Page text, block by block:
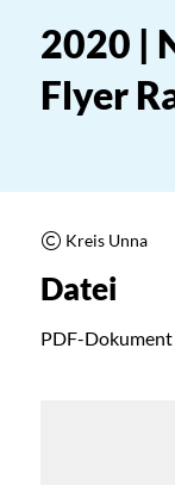
2020 |
Flyer
Kreis Unna
Datei
PDF-Dokument